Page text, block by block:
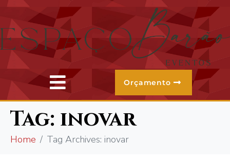
Orçamento
Tag: inovar
Home Tag Archives: inovar